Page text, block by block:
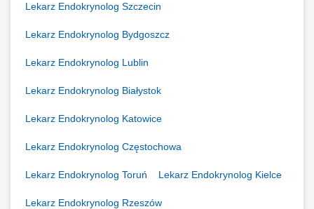
Lekarz Endokrynolog Szczecin
Lekarz Endokrynolog Bydgoszcz
Lekarz Endokrynolog Lublin
Lekarz Endokrynolog Białystok
Lekarz Endokrynolog Katowice
Lekarz Endokrynolog Częstochowa
Lekarz Endokrynolog Toruń Lekarz Endokrynolog Kielce
Lekarz Endokrynolog Rzeszów